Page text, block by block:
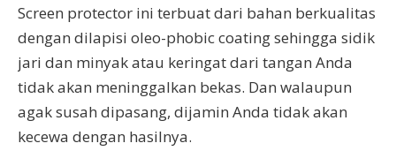
Screen protector ini terbuat dari bahan berkualitas
dengan dilapisi oleo-phobic coating sehingga sidik
jari dan minyak atau keringat dari tangan Anda
tidak akan meninggalkan bekas. Dan walaupun
agak susah dipasang, dijamin Anda tidak akan
kecewa dengan hasilnya.